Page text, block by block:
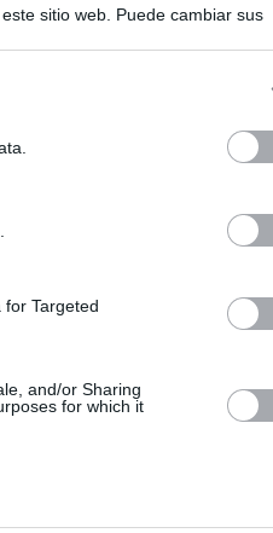
sitio web. Puede cambiar sus
Targeted
and/or Sharing
for which it
del ático de
de la
Kiosko.net
Navega